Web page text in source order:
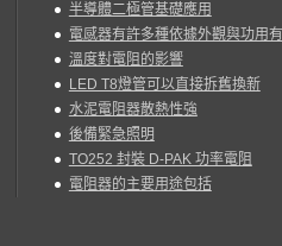
半導體二極管基礎應用
電感器有許多種依據外觀與功用
溫度對電阻的影響
LED T8燈管可以直接拆舊換新
水泥電阻器散熱性強
後備緊急照明
TO252 封裝 D-PAK 功率電阻
電阻器的主要用途包括